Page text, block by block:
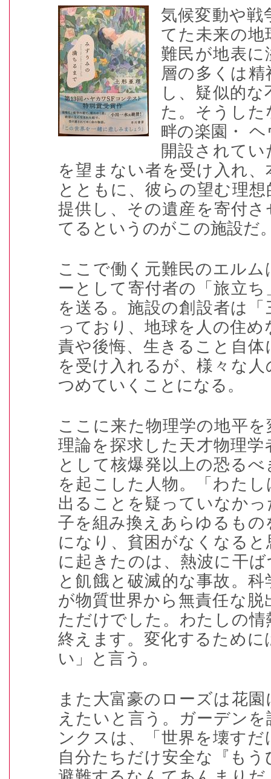
気候変動や戦
てた未来の地
難民が地表に
層の多くは
し、疑似的
た。そうした
畔の楽園・
開設されて
を望まない者を受け入れ
とともに、彼らの望む理
提供し、その遺産を寄付
てるというのがこの施設だ
ここで働く元難民のエル
ーとして寄付者の「旅立
を送る。施設の創設者は
っており、地球を人の住
責や後悔、生きること自
を受け入れるが、様々な
つめていくことになる。
ここに来た物理学の地平
理論を探求した天才物理
として核爆発以上の恐る
を起こした人物。「わた
出ることを疑っていなか
子を組み換えあらゆるも
になり、貧困がなくなる
に起きたのは、熱波に干
と飢餓と破滅的な事故。
が物質世界から無責任な
ただけでした。わたしの
終えます。変化するため
い」と言う。
また大富豪のローズは花
えたいと言う。ガーデン
ンクスは、「世界を壊す
自分たちだけ安全な『も